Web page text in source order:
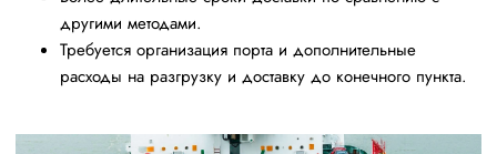
другими методами.
Требуется организация порта и дополнительные
расходы на разгрузку и доставку до конечного пункта.